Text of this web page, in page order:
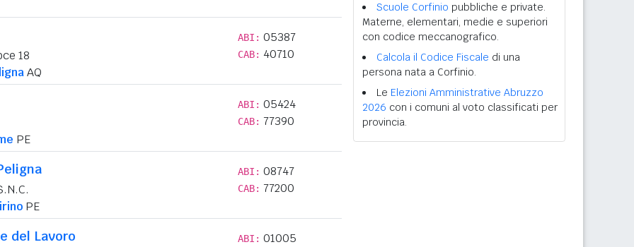
18
AQ
ABI: 05387
CAB: 40710
PE
ABI: 05424
CAB: 77390
PE
ABI: 08747
CAB: 77200
del Lavoro ABI: 01005
Scuole Corfinio pubbliche e private.
Materne, elementari, medie e superiori
con codice meccanografico.
Calcola il Codice Fiscale di una
persona nata a Corfinio.
Le Elezioni Amministrative Abruzzo
2026 con i comuni al voto classificati per
provincia.